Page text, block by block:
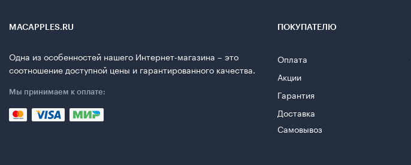
MACAPPLES.RU
Одна из особенностей нашего Интернет-магазина – это
соотношение доступной цены и гарантированного качества.
Мы принимаем к оплате:
ПОКУПАТЕЛЮ
Оплата
Акции
Гарантия
Доставка
Самовывоз